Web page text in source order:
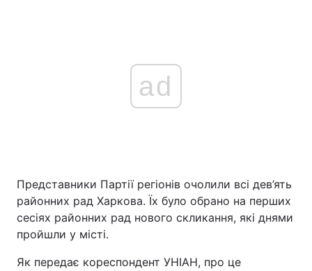
ad
Представники Партії регіонів очолили всі дев’ять
районних рад Харкова. Їх було обрано на перших
сесіях районних рад нового скликання, які днями
пройшли у місті.
Як передає кореспондент УНІАН, про це